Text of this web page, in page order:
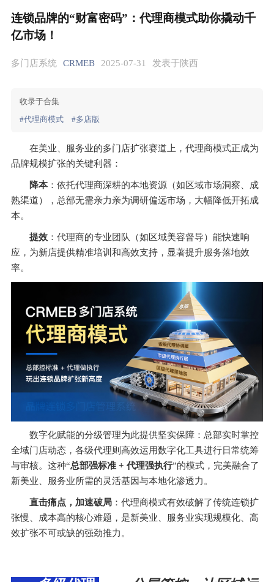
连锁品牌的“财富密码”：代理商模式助你撬动千
亿市场！
多门店系统 CRMEB 2025-07-31 发表于陕西
收录于合集
#代理商模式
#多店版
在美业、服务业的多门店扩张赛道上，代理商模式正成为
品牌规模扩张的关键利器：
降本：依托代理商深耕的本地资源（如区域市场洞察、成
熟渠道），总部无需亲力亲为调研偏远市场，大幅降低开拓成
本。
提效 ：代理商的专业团队（如区域美容督导）能快速响
应，为新店提供精准培训和高效支持，显著提升服务落地效
率。
数字化赋能的分级管理为此提供坚实保障：总部实时掌控
全域门店动态，各级代理则高效运用数字化工具进行日常统筹
与审核。这种“总部强标准 + 代理强执行”的模式，完美融合了
新美业、服务业所需的灵活基因与本地化渗透力。
直击痛点，加速破局 ：代理商模式有效破解了传统连锁扩
张慢、成本高的核心难题，是新美业、服务业实现规模化、高
效扩张不可或缺的强劲推力。